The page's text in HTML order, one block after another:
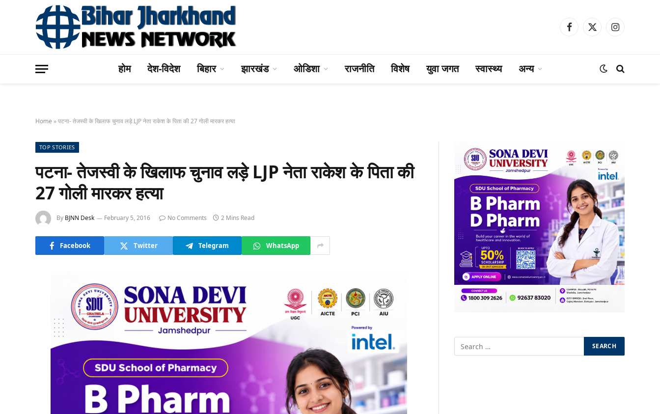
Facebook
X
Instagram
होम देश-विदेश बिहार झारखंड ओडिशा राजनीति विशेष युवा जगत स्वास्थ्य अन्य
Home »पटना- तेजस्वी के खिलाफ चुनाव लड़े LJP नेता राकेश के पिता की 27 गोली मारकर हत्या
TOP STORIES
पटना- तेजस्वी के खिलाफ चुनाव लड़े LJP नेता राकेश के पिता की
27 गोली मारकर हत्या
By BJNN Desk February 5, 2016 No Comments 2 Mins Read
Facebook Twitter Telegram WhatsApp